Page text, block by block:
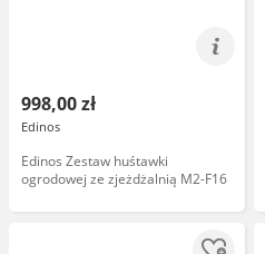
998,00 zł
Edinos
Edinos Zestaw huśtawki
ogrodowej ze zjeżdżalnią M2-F16